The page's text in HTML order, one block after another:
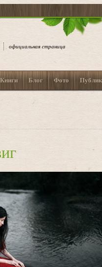
официальная страница
Книги Блог Фото